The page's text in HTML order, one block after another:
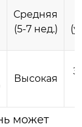
Средняя
(5-7 нед.)
Высокая
может